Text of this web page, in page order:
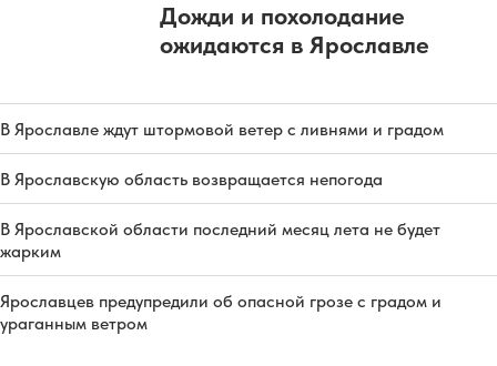
Дожди и похолодание
ожидаются в Ярославле
В Ярославле ждут штормовой ветер с ливнями и градом
В Ярославскую область возвращается непогода
В Ярославской области последний месяц лета не будет
жарким
Ярославцев предупредили об опасной грозе с градом и
ураганным ветром